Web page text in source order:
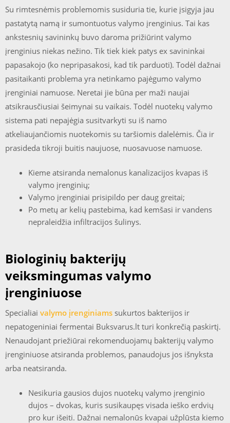
Su rimtesnėmis problemomis susiduria tie, kurie įsigyja jau
pastatytą namą ir sumontuotus valymo įrenginius. Tai kas
ankstesnių savininkų buvo daroma prižiūrint valymo
įrenginius niekas nežino. Tik tiek kiek patys ex savininkai
papasakojo (ko nepripasakosi, kad tik parduoti). Todėl dažnai
pasitaikanti problema yra netinkamo pajėgumo valymo
įrenginiai namuose. Neretai jie būna per maži naujai
atsikrausčiusiai šeimynai su vaikais. Todėl nuotekų valymo
sistema pati nepajėgia susitvarkyti su iš namo
atkeliaujančiomis nuotekomis su taršiomis dalelėmis. Čia ir
prasideda tikroji buitis naujuose, nuosavuose namuose.
Kieme atsiranda nemalonus kanalizacijos kvapas iš
valymo įrenginių;
Valymo įrenginiai prisipildo per daug greitai;
Po metų ar kelių pastebima, kad kemšasi ir vandens
nepraleidžia infiltracijos šulinys.
Biologinių bakterijų
veiksmingumas valymo
įrenginiuose
Specialiai valymo įrenginiams sukurtos bakterijos ir
nepatogeniniai fermentai Buksvarus.lt turi konkrečią paskirtį.
Nenaudojant priežiūrai rekomenduojamų bakterijų valymo
įrenginiuose atsiranda problemos, panaudojus jos išnyksta
arba neatsiranda.
Nesikuria gausios dujos nuotekų valymo įrenginio
dujos – dvokas, kuris susikaupęs visada ieško erdvių
pro kur išeiti. Dažnai nemalonūs kvapai užplūsta kiemo